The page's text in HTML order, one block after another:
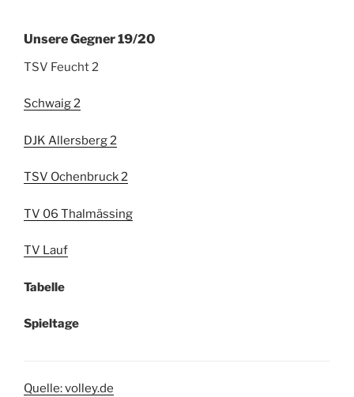
Unsere Gegner 19/20
TSV Feucht 2
Schwaig 2
DJK Allersberg 2
TSV Ochenbruck 2
TV 06 Thalmässing
TV Lauf
Tabelle
Spieltage
Quelle: volley.de